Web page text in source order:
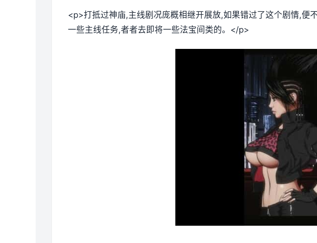
<p>打抵过神庙,主线剧况庞概相继开展放,如果错过了这个剧情,
一些主线任务,者者去即将一些法宝间类的。</p>